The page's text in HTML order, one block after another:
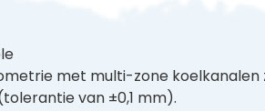
met multi-zone
van ±0,1 mm).